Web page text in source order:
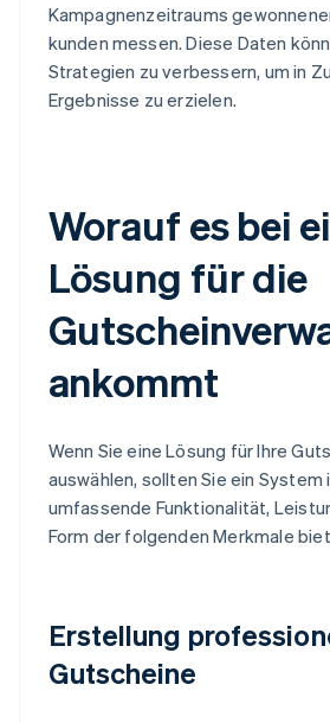
Kampagnenzeitraums
kunden messen. Diese Daten
Strategien zu verbessern, um in
Ergebnisse zu erzielen.
Worauf es bei
Lösung für die
ankommt
Wenn Sie eine Lösung für Ihre
auswählen, sollten Sie ein
umfassende Funktionalität,
Form der folgenden Merkmale
Erstellung
Gutscheine